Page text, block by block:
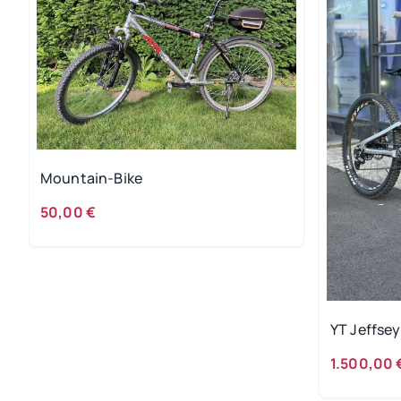
Mountain-Bike
50,00 €
YT Jeffsey
1.500,00